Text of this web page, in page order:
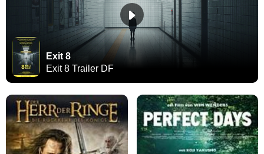
Exit 8
Exit 8 Trailer DF